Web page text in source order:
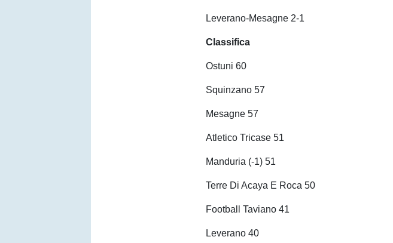
Leverano-Mesagne 2-1
Classifica
Ostuni 60
Squinzano 57
Mesagne 57
Atletico Tricase 51
Manduria (-1) 51
Terre Di Acaya E Roca 50
Football Taviano 41
Leverano 40